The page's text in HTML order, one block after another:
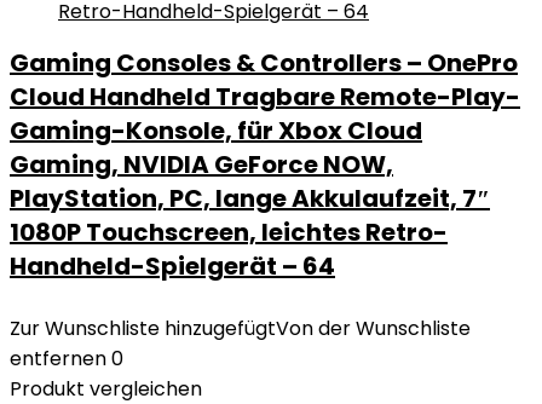
Gaming Consoles & Controllers – OnePro
Cloud Handheld Tragbare Remote-Play-
Gaming-Konsole, für Xbox Cloud
Gaming, NVIDIA GeForce NOW,
PlayStation, PC, lange Akkulaufzeit, 7″
1080P Touchscreen, leichtes Retro-
Handheld-Spielgerät – 64
Zur Wunschliste hinzugefügtVon der Wunschliste
entfernen0
Produkt vergleichen